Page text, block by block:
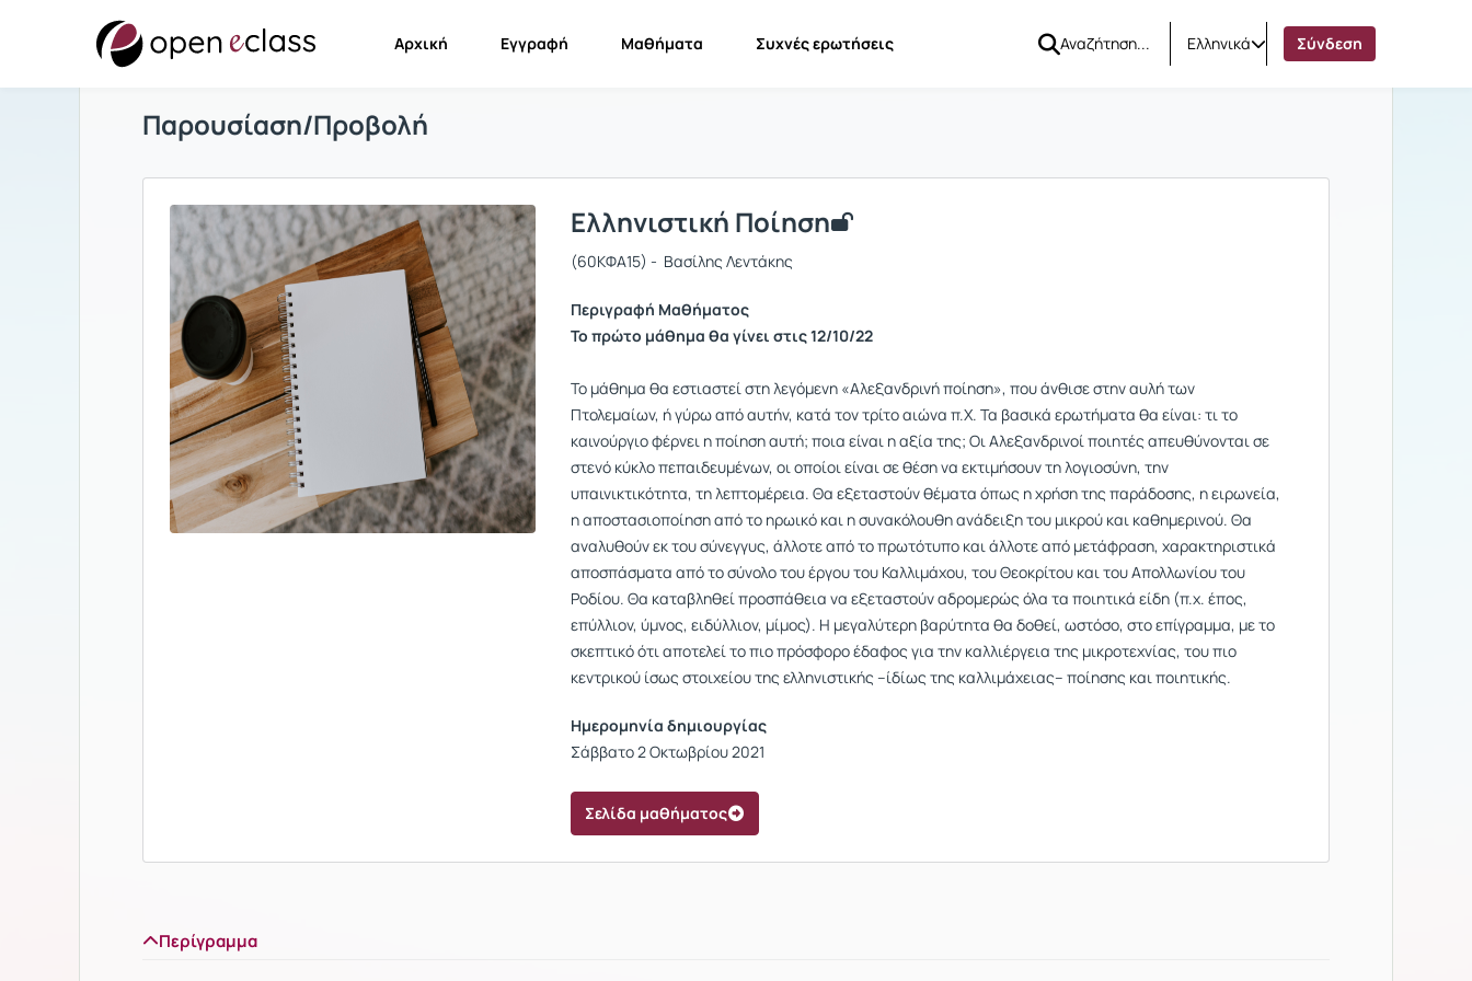
Αρχική Εγγραφή Μαθήματα Συχνές ερωτήσεις Ελληνικά Σύνδεση
Παρουσίαση/Προβολή
Ελληνιστική Ποίηση
(60ΚΦΑ15) - Βασίλης Λεντάκης
Περιγραφή Μαθήματος
Το πρώτο μάθημα θα γίνει στις 12/10/22
Το μάθημα θα εστιαστεί στη λεγόμενη «Αλεξανδρινή ποίηση», που άνθισε στην αυλή των
Πτολεμαίων, ή γύρω από αυτήν, κατά τον τρίτο αιώνα π.Χ. Τα βασικά ερωτήματα θα είναι: τι το
καινούργιο φέρνει η ποίηση αυτή; ποια είναι η αξία της; Οι Αλεξανδρινοί ποιητές απευθύνονται σε
στενό κύκλο πεπαιδευμένων, οι οποίοι είναι σε θέση να εκτιμήσουν τη λογιοσύνη, την
υπαινικτικότητα, τη λεπτομέρεια. Θα εξεταστούν θέματα όπως η χρήση της παράδοσης, η ειρωνεία,
η αποστασιοποίηση από το ηρωικό και η συνακόλουθη ανάδειξη του μικρού και καθημερινού. Θα
αναλυθούν εκ του σύνεγγυς, άλλοτε από το πρωτότυπο και άλλοτε από μετάφραση, χαρακτηριστικά
αποσπάσματα από το σύνολο του έργου του Καλλιμάχου, του Θεοκρίτου και του Απολλωνίου του
Ροδίου. Θα καταβληθεί προσπάθεια να εξεταστούν αδρομερώς όλα τα ποιητικά είδη (π.χ. έπος,
επύλλιον, ύμνος, ειδύλλιον, μίμος). Η μεγαλύτερη βαρύτητα θα δοθεί, ωστόσο, στο επίγραμμα, με το
σκεπτικό ότι αποτελεί το πιο πρόσφορο έδαφος για την καλλιέργεια της μικροτεχνίας, του πιο
κεντρικού ίσως στοιχείου της ελληνιστικής –ίδίως της καλλιμάχειας– ποίησης και ποιητικής.
Ημερομηνία δημιουργίας
Σάββατο 2 Οκτωβρίου 2021
Σελίδα μαθήματος
Περίγραμμα